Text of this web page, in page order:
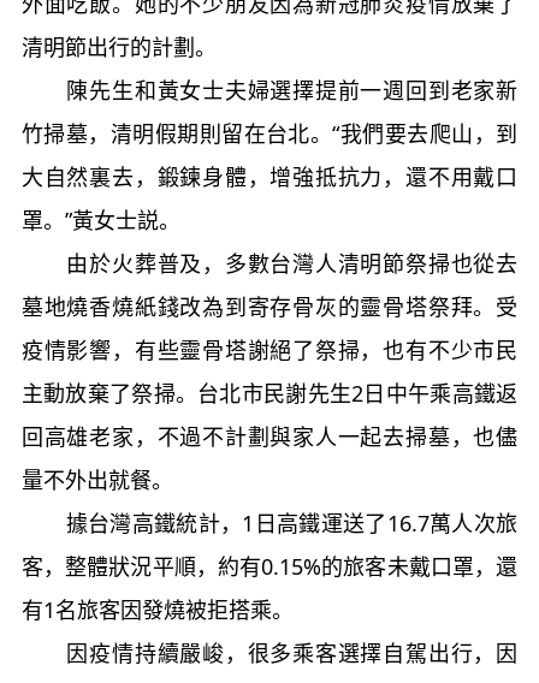
清明節出行的計劃。
陳先生和黃女士夫婦選擇提前一週回到老家新
竹掃墓，清明假期則留在台北。“我們要去爬山，到
大自然裏去，鍛鍊身體，增強抵抗力，還不用戴口
罩。”黃女士説。
由於火葬普及，多數台灣人清明節祭掃也從去
墓地燒香燒紙錢改為到寄存骨灰的靈骨塔祭拜。受
疫情影響，有些靈骨塔謝絕了祭掃，也有不少市民
主動放棄了祭掃。台北市民謝先生2日中午乘高鐵返
回高雄老家，不過不計劃與家人一起去掃墓，也儘
量不外出就餐。
據台灣高鐵統計，1日高鐵運送了16.7萬人次旅
客，整體狀況平順，約有0.15%的旅客未戴口罩，還
有1名旅客因發燒被拒搭乘。
因疫情持續嚴峻，很多乘客選擇自駕出行，因